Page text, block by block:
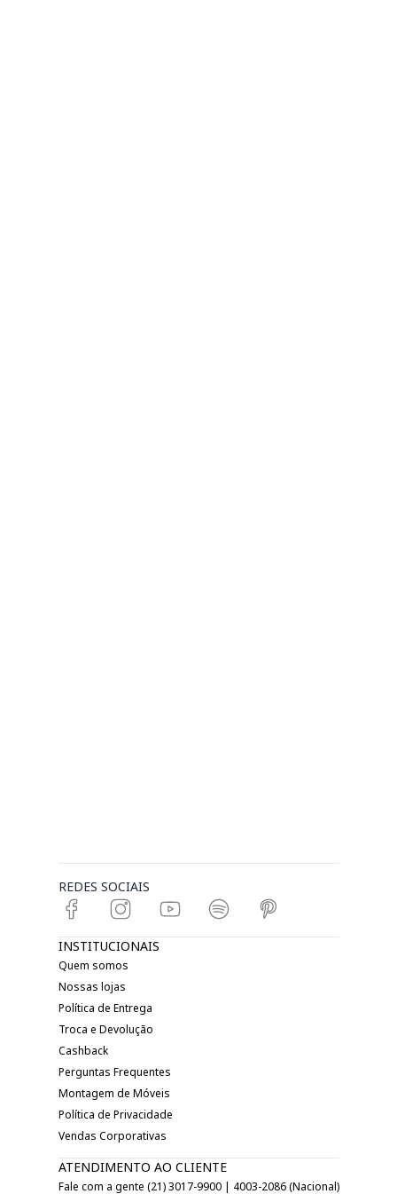
REDES SOCIAIS
INSTITUCIONAIS
Quem somos
Nossas lojas
Política de Entrega
Troca e Devolução
Cashback
Perguntas Frequentes
Montagem de Móveis
Política de Privacidade
Vendas Corporativas
ATENDIMENTO AO CLIENTE
Fale com a gente (21) 3017-9900 | 4003-2086 (Nacional)